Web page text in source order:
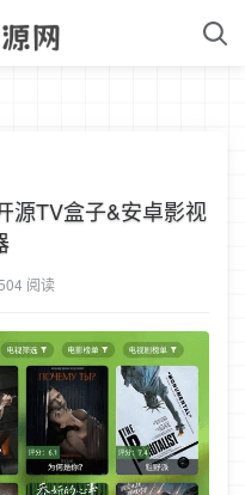
源TV盒子&安卓影视
阅读